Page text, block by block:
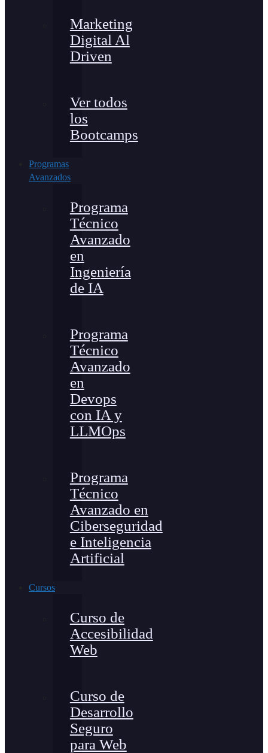
Marketing
Digital Al
Driven
Ver todos
los
Bootcamps
Programas
Avanzados
Programa
Técnico
Avanzado
en
Ingeniería
de IA
Programa
Técnico
Avanzado
en
Devops
con IA y
LLMOps
Programa
Técnico
Avanzado en
Ciberseguridad
e Inteligencia
Artificial
Cursos
Curso de
Accesibilidad
Web
Curso de
Desarrollo
Seguro
para Web